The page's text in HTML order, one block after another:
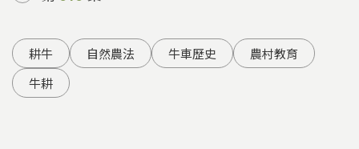
耕牛 自然農法 牛車歷史
農村教育
牛耕